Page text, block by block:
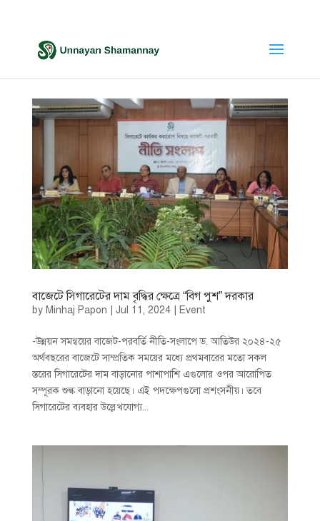
বাজেটে সিগারেটের দাম বৃদ্ধির ক্ষেত্রে “বিগ পুশ” দরকার
by Minhaj Papon Jul 11, 2024| Event
-উন্নয়ন সমন্বয়ের বাজেট-পরবর্তি নীতি-সংলাপে ড. আতিউর ২০২৪-২৫
অর্থবছরের বাজেটে সাম্প্রতিক সময়ের মধ্যে প্রথমবারের মতো সকল
স্তরের সিগারেটের দাম বাড়ানোর পাশাপাশি এগুলোর ওপর আরোপিত
সম্পূরক শুল্ক বাড়ানো হয়েছে। এই পদক্ষেপগুলো প্রশংসনীয়। তবে
সিগারেটের ব্যবহার উল্লেখযোগ্য...